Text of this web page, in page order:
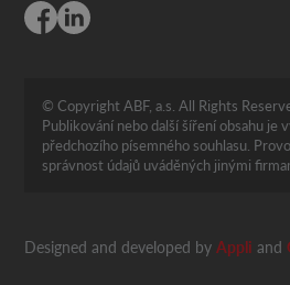
© Copyright ABF, a.s. All Rights
Publikování nebo další šíření obsahu je
předchozího písemného souhlasu.
správnost údajů uváděných jinými
Designed and developed byAppli and